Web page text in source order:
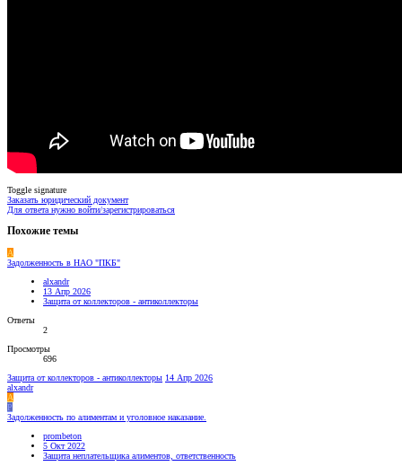
Toggle signature
Заказать юридический документ
Для ответа нужно войти/зарегистрироваться
Похожие темы
A
Задолженность в НАО "ПКБ"
alxandr
13 Апр 2026
Защита от коллекторов - антиколлекторы
Ответы
2
Просмотры
696
Защита от коллекторов - антиколлекторы 14 Апр 2026
alxandr
A
P
Задолженность по алиментам и уголовное наказание.
prombeton
5 Окт 2022
Защита неплательщика алиментов, ответственность